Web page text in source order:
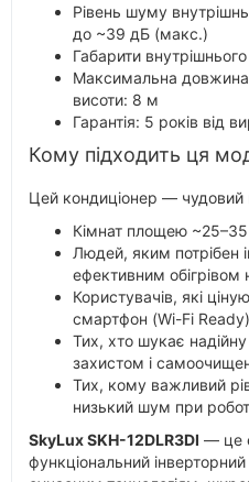
Рівень шуму
до ~39 дБ (макс.)
Габарити
Максимальна довжина
висоти: 8 м
Гарантія: 5 років від
Кому підходить ця
Цей кондиціонер — чудовий
Кімнат площею
Людей, яким потрібен
ефективним обігрівом
Користувачів, які
смартфон (Wi-Fi
Тих, хто шукає
захистом і
Тих, кому важливий
низький шум при
SkyLux SKH-12DLR3DI — це
функціональний